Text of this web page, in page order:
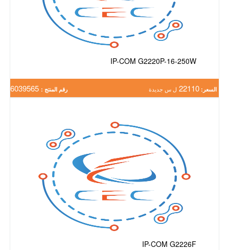
IP-COM G2220P-16-250W
السعر: 22110 ل س جديدة رقم المنتج :
IP-COM G2226F